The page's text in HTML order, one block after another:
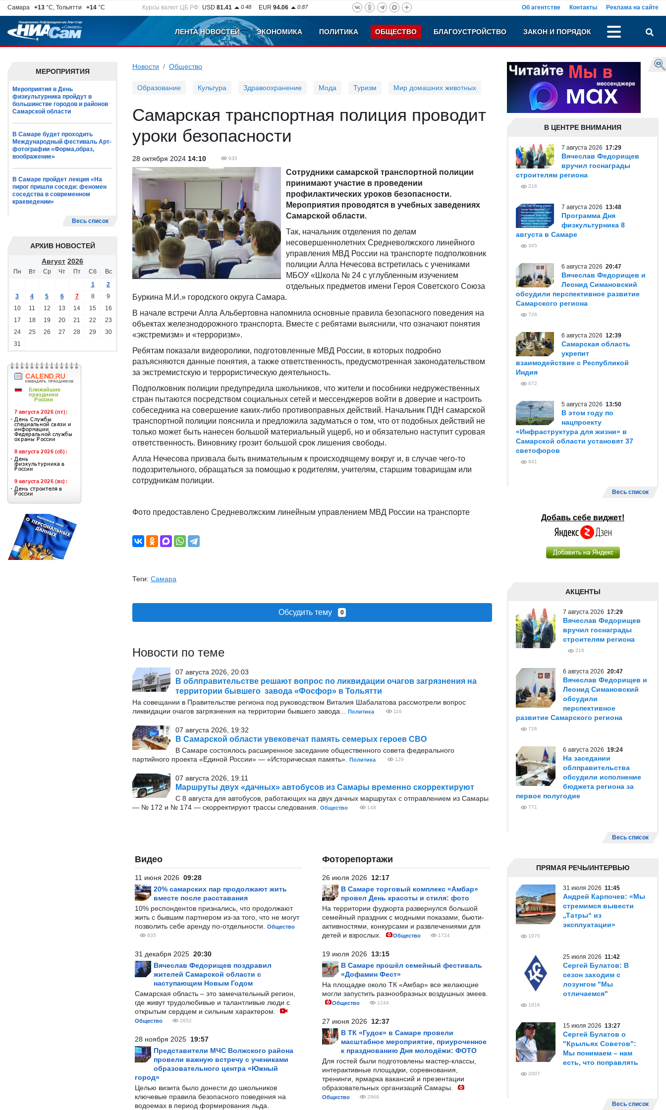
Самара +13 °C, Тольятти +14 °C Курсы валют ЦБ РФ: USD 81.41 0.48 EUR 94.06 0.87 Об агентстве Контакты Реклама на сайте
ЛЕНТА НОВОСТЕЙ ЭКОНОМИКА ПОЛИТИКА ОБЩЕСТВО БЛАГОУСТРОЙСТВО ЗАКОН И ПОРЯДОК
МЕРОПРИЯТИЯ
Мероприятия в День
физкультурника пройдут в
большинстве городов и районов
Самарской области
В Самаре будет проходить
Международный фестиваль Арт-
фотографии «Форма,образ,
воображение»
В Самаре пройдет лекция «На
пирог пришли соседи: феномен
соседства в современном
краеведении»
Весь список
АРХИВ НОВОСТЕЙ
Август 2026
Пн Вт Ср Чт Пт Сб
Вс
1
2
3
4 5 6 7 8
9
10
11 12 13 14 15
16
17
18 19 20 21 22
23
24
25 26 27 28 29
30
31
Новости Общество
Образование Культура Здравоохранение Мода Туризм Мир домашних животных
Самарская транспортная полиция проводит
уроки безопасности
28 октября 2024 14:10 935
Сотрудники самарской транспортной полиции
принимают участие в проведении
профилактических уроков безопасности.
Мероприятия проводятся в учебных заведениях
Самарской области.
Так, начальник отделения по делам
несовершеннолетних Средневолжского линейного
управления МВД России на транспорте подполковник
полиции Алла Нечесова встретилась с учениками
МБОУ «Школа № 24 с углубленным изучением
отдельных предметов имени Героя Советского Союза
Буркина М.И.» городского округа Самара.
В начале встречи Алла Альбертовна напомнила основные правила безопасного поведения на
объектах железнодорожного транспорта. Вместе с ребятами выяснили, что означают понятия
«экстремизм» и «терроризм».
Ребятам показали видеоролики, подготовленные МВД России, в которых подробно
разъясняются данные понятия, а также ответственность, предусмотренная законодательством
за экстремистскую и террористическую деятельность.
Подполковник полиции предупредила школьников, что жители и пособники недружественных
стран пытаются посредством социальных сетей и мессенджеров войти в доверие и настроить
собеседника на совершение каких-либо противоправных действий. Начальник ПДН самарской
транспортной полиции пояснила и предложила задуматься о том, что от подобных действий не
только может быть нанесен большой материальный ущерб, но и обязательно наступит суровая
ответственность. Виновнику грозит большой срок лишения свободы.
Алла Нечесова призвала быть внимательным к происходящему вокруг и, в случае чего-то
подозрительного, обращаться за помощью к родителям, учителям, старшим товарищам или
сотрудникам полиции.
Фото предоставлено Средневолжским линейным управлением МВД России на транспорте
Теги: Самара
Обсудить тему 0
Новости по теме
07 августа 2026, 20:03
В облправительстве решают вопрос по ликвидации очагов загрязнения на
территории бывшего завода «Фосфор» в Тольятти
На совещании в Правительстве региона под руководством Виталия Шабалатова рассмотрели вопрос
ликвидации очагов загрязнения на территории бывшего завода...
Политика 116
07 августа 2026, 19:32
В Самарской области увековечат память семерых героев СВО
В Самаре состоялось расширенное заседание общественного совета федерального
партийного проекта «Единой России» — «Историческая память».
Политика 129
07 августа 2026, 19:11
Маршруты двух «дачных» автобусов из Самары временно скорректируют
С 8 августа для автобусов, работающих на двух дачных маршрутах с отправлением из Самары
— № 172 и № 174 — скорректируют трассы следования.
Общество 148
Видео
11 июня 2026 09:28
20% самарских пар продолжают жить
вместе после расставания
10% респондентов признались, что продолжают
жить с бывшим партнером из-за того, что не могут
позволить себе аренду по-отдельности.
Общество
835
31 декабря 2025 20:30
Вячеслав Федорищев поздравил
жителей Самарской области с
наступающим Новым Годом
Самарская область – это замечательный регион,
где живут трудолюбивые и талантливые люди с
открытым сердцем и сильным характером.
Общество 2652
28 ноября 2025 19:57
Представители МЧС Волжского района
провели важную встречу с учениками
образовательного центра «Южный
город»
Целью визита было донести до школьников
ключевые правила безопасного поведения на
водоемах в период формирования льда.
Фоторепортажи
26 июля 2026 12:17
В Самаре торговый комплекс «Амбар»
провел День красоты и стиля: фото
На территории фудкорта развернулся большой
семейный праздник с модными показами, бьюти-
активностями, конкурсами и развлечениями для
детей и взрослых.
Общество 1724
19 июля 2026 13:15
В Самаре прошёл семейный фестиваль
«Дофамин Фест»
На площадке около ТК «Амбар» все желающие
могли запустить разнообразных воздушных змеев.
Общество 1244
27 июня 2026 12:37
В ТК «Гудок» в Самаре провели
масштабное мероприятие, приуроченное
к празднованию Дня молодёжи: ФОТО
Для гостей были подготовлены мастер-классы,
интерактивные площадки, соревнования,
тренинги, ярмарка вакансий и презентации
образовательных организаций Самары.
Общество 2969
В ЦЕНТРЕ ВНИМАНИЯ
7 августа 2026 17:29
Вячеслав Федорищев
вручил госнаграды
строителям региона
216
7 августа 2026 13:48
Программа Дня
физкультурника 8
августа в Самаре
345
6 августа 2026 20:47
Вячеслав Федорищев и
Леонид Симановский
обсудили перспективное развитие
Самарского региона
726
6 августа 2026 12:39
Самарская область
укрепит
взаимодействие с Республикой
Индия
672
5 августа 2026 13:50
В этом году по
нацпроекту
«Инфраструктура для жизни» в
Самарской области установят 37
светофоров
841
Весь список
Добавь себе виджет!
АКЦЕНТЫ
7 августа 2026 17:29
Вячеслав Федорищев
вручил госнаграды
строителям региона
216
6 августа 2026 20:47
Вячеслав Федорищев и
Леонид Симановский
обсудили
перспективное
развитие Самарского региона
726
6 августа 2026 19:24
На заседании
облправительства
обсудили исполнение
бюджета региона за
первое полугодие
771
Весь список
ПРЯМАЯ РЕЧЬ/ИНТЕРВЬЮ
31 июля 2026 11:45
Андрей Карпочев: «Мы
стремимся вывести
„Татры“ из
эксплуатации»
1070
25 июля 2026 11:42
Сергей Булатов: В
сезон заходим с
лозунгом "Мы
отличаемся"
1816
15 июля 2026 13:27
Сергей Булатов о
"Крыльях Советов":
Мы понимаем – нам
есть, что поправлять
2007
Весь список